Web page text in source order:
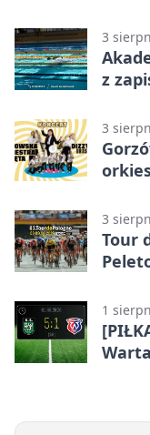
3
z
3
3
Tour
1